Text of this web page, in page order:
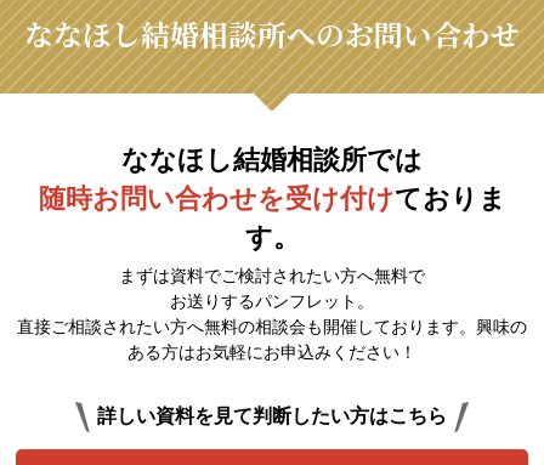
ななほし結婚相談所へのお問い合わせ
ななほし結婚相談所では
随時お問い合わせを受け付けておりま
す。
まずは資料でご検討されたい方へ無料で
お送りするパンフレット。
直接ご相談されたい方へ無料の相談会も開催しております。興味の
ある方はお気軽にお申込みください！
詳しい資料を見て判断したい方はこちら